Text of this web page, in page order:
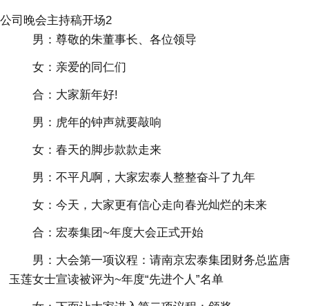
公司晚会主持稿开场2
男：尊敬的朱董事长、各位领导
女：亲爱的同仁们
合：大家新年好!
男：虎年的钟声就要敲响
女：春天的脚步款款走来
男：不平凡啊，大家宏泰人整整奋斗了九年
女：今天，大家更有信心走向春光灿烂的未来
合：宏泰集团~年度大会正式开始
男：大会第一项议程：请南京宏泰集团财务总监唐
玉莲女士宣读被评为~年度“先进个人”名单